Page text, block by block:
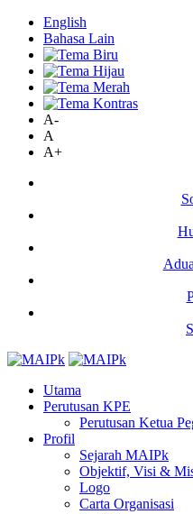
English
Bahasa Lain
A-
A
A+
Utama
Perutusan KPE
Perutusan Ketua
Profil
Sejarah MAIPk
Objektif, Visi &
Logo
Carta Organisasi